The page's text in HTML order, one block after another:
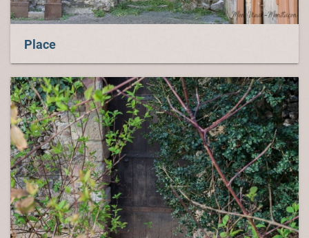
Place